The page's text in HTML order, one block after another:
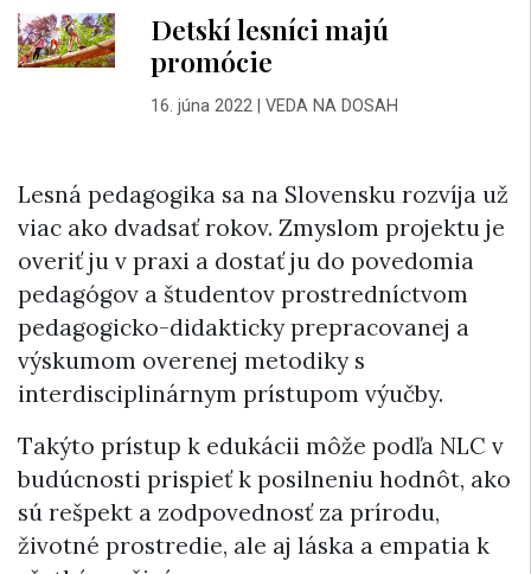
Detskí lesníci majú
promócie
16. júna 2022| VEDA NA DOSAH
Lesná pedagogika sa na Slovensku rozvíja už
viac ako dvadsať rokov. Zmyslom projektu je
overiť ju v praxi a dostať ju do povedomia
pedagógov a študentov prostredníctvom
pedagogicko-didakticky prepracovanej a
výskumom overenej metodiky s
interdisciplinárnym prístupom výučby.
Takýto prístup k edukácii môže podľa NLC v
budúcnosti prispieť k posilneniu hodnôt, ako
sú rešpekt a zodpovednosť za prírodu,
životné prostredie, ale aj láska a empatia k